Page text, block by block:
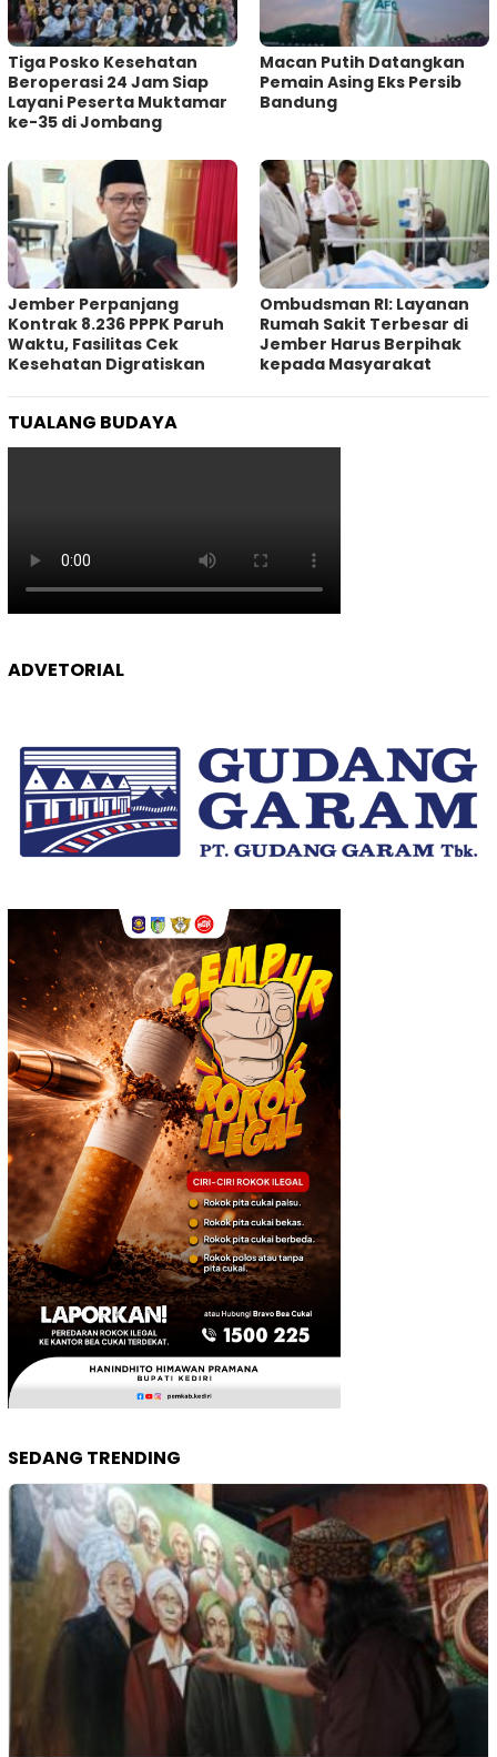
Tiga Posko Kesehatan
Beroperasi 24 Jam Siap
Layani Peserta Muktamar
ke-35 di Jombang
Macan Putih Datangkan
Pemain Asing Eks Persib
Bandung
Jember Perpanjang
Kontrak 8.236 PPPK Paruh
Waktu, Fasilitas Cek
Kesehatan Digratiskan
Ombudsman RI: Layanan
Rumah Sakit Terbesar di
Jember Harus Berpihak
kepada Masyarakat
TUALANG BUDAYA
ADVETORIAL
SEDANG TRENDING